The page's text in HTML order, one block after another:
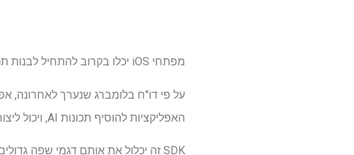
מפתחי iOS יכלו בקרוב להתחיל לבנות תכונות AI ישירות לאפליקציות שלהם באמצעות דגמי ה- AI של אפל.
האפליקציות להוסיף תכונות AI, ויכול ליצור משלהם.